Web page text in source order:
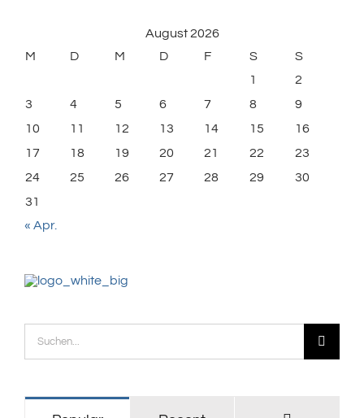
August 2026
M
D M D F S
S
1
2
3
4 5 6 7 8
9
10
11 12 13 14 15
16
17
18 19 20 21 22
23
24
25 26 27 28 29
30
31
« Apr.
Suche
nach: